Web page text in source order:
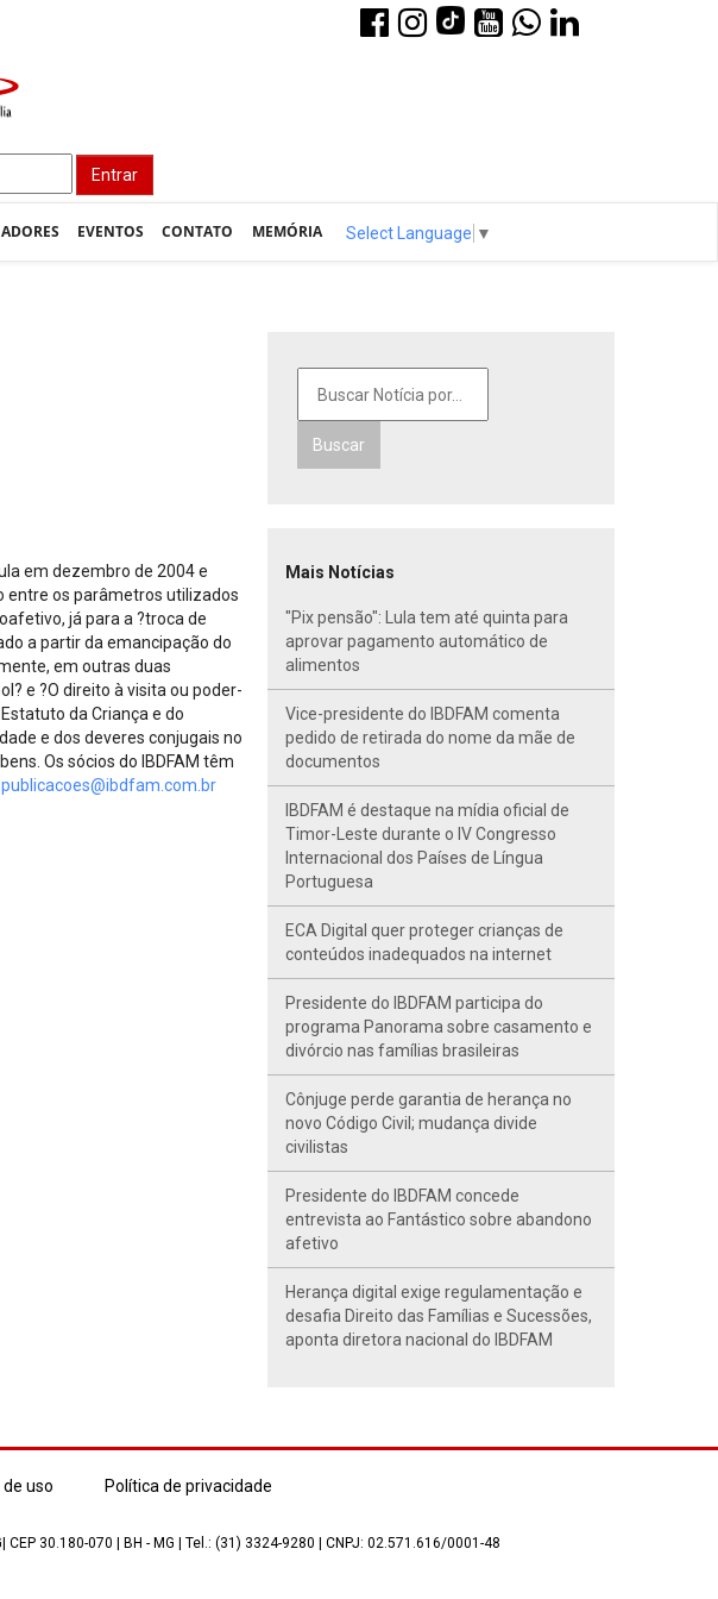
Entrar
EVENTOS CONTATO MEMÓRIA Select Language ▼
em dezembro de 2004 e
entre os parâmetros utilizados
já para a ?troca de
a partir da emancipação do
em outras duas
e ?O direito à visita ou poder-
da Criança e do
e dos deveres conjugais no
Os sócios do IBDFAM têm
publicacoes@ibdfam.com.br
Buscar
Mais Notícias
"Pix pensão": Lula tem até quinta para
aprovar pagamento automático de
alimentos
Vice-presidente do IBDFAM comenta
pedido de retirada do nome da mãe de
documentos
IBDFAM é destaque na mídia oficial de
Timor-Leste durante o IV Congresso
Internacional dos Países de Língua
Portuguesa
ECA Digital quer proteger crianças de
conteúdos inadequados na internet
Presidente do IBDFAM participa do
programa Panorama sobre casamento e
divórcio nas famílias brasileiras
Cônjuge perde garantia de herança no
novo Código Civil; mudança divide
civilistas
Presidente do IBDFAM concede
entrevista ao Fantástico sobre abandono
afetivo
Herança digital exige regulamentação e
desafia Direito das Famílias e Sucessões,
aponta diretora nacional do IBDFAM
uso Política de privacidade
30.180-070 | BH - MG | Tel.: (31) 3324-9280 | CNPJ: 02.571.616/0001-48